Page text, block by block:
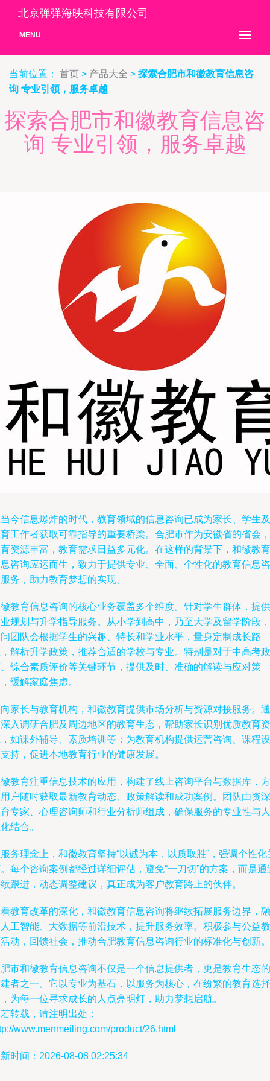
北京弹弹海映科技有限公司
MENU
当前位置： 首页 > 产品大全 > 探索合肥市和徽教育信息咨
询 专业引领，服务卓越
探索合肥市和徽教育信息咨
询 专业引领，服务卓越
今信息爆炸的时代，教育领域的信息咨询已成为家长、学生及
工作者获取可靠指导的重要桥梁。合肥市作为安徽省的省会，
资源丰富，教育需求日益多元化。在这样的背景下，和徽教育
咨询应运而生，致力于提供专业、全面、个性化的教育信息咨
务，助力教育梦想的实现。
教育信息咨询的核心业务覆盖多个维度。针对学生群体，提供
规划与升学指导服务。从小学到高中，乃至大学及留学阶段，
团队会根据学生的兴趣、特长和学业水平，量身定制成长路
解析升学政策，推荐合适的学校与专业。特别是对于中高考政
综合素质评价等关键环节，提供及时、准确的解读与应对策
缓解家庭焦虑。
家长与教育机构，和徽教育提供市场分析与资源对接服务。通
入调研合肥及周边地区的教育生态，帮助家长识别优质教育资
如课外辅导、素质培训等；为教育机构提供运营咨询、课程设
持，促进本地教育行业的健康发展。
教育注重信息技术的应用，构建了线上咨询平台与数据库，方
户随时获取最新教育动态、政策解读和成功案例。团队由资深
专家、心理咨询师和行业分析师组成，确保服务的专业性与人
结合。
务理念上，和徽教育坚持“以诚为本，以质取胜”，强调个性化
每个咨询案例都经过详细评估，避免“一刀切”的方案，而是通
跟进，动态调整建议，真正成为客户教育路上的伙伴。
教育改革的深化，和徽教育信息咨询将继续拓展服务边界，融
工智能、大数据等前沿技术，提升服务效率。积极参与公益教
动，回馈社会，推动合肥教育信息咨询行业的标准化与创新。
市和徽教育信息咨询不仅是一个信息提供者，更是教育生态的
者之一。它以专业为基石，以服务为核心，在纷繁的教育选择
为每一位寻求成长的人点亮明灯，助力梦想启航。
转载，请注明出处：
www.menmeiling.com/product/26.html
时间：2026-08-08 02:25:34